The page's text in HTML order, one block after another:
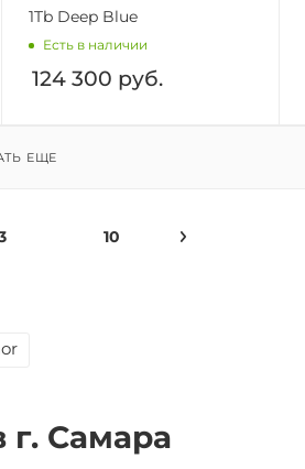
1Tb Deep Blue
Есть в наличии
124 300 руб.
ЕЩЕ
10
г. Самара